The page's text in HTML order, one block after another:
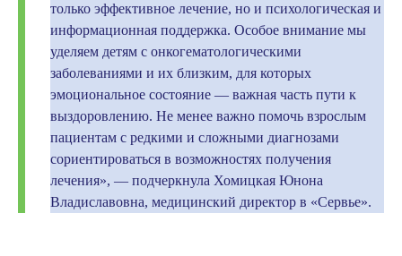
только эффективное лечение, но и психологическая и
информационная поддержка. Особое внимание мы
уделяем детям с онкогематологическими
заболеваниями и их близким, для которых
эмоциональное состояние — важная часть пути к
выздоровлению. Не менее важно помочь взрослым
пациентам с редкими и сложными диагнозами
сориентироваться в возможностях получения
лечения», — подчеркнула Хомицкая Юнона
Владиславовна, медицинский директор в «Сервье».